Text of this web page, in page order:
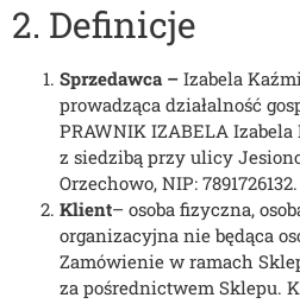
2. Definicje
Sprzedawca – Izabela
prowadząca działalność
PRAWNIK IZABELA
z siedzibą przy ulicy
Orzechowo, NIP: 7891726132.
Klient– osoba fizyczna,
organizacyjna nie będąca
Zamówienie w ramach
za pośrednictwem Sklepu.